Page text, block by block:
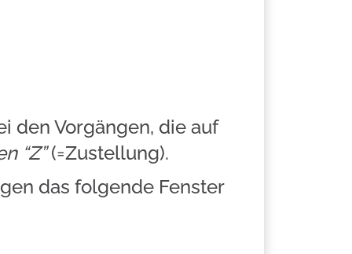
den Vorgängen, die auf
“Z”(=Zustellung).
das folgende Fenster